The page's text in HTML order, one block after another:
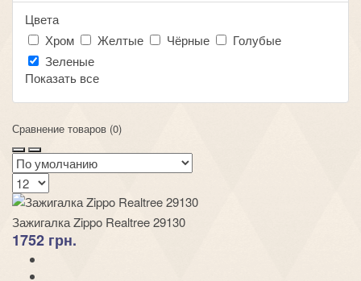
Цвета
Хром
Желтые Чёрные
Голубые
Зеленые
Показать все
Сравнение товаров (0)
Зажигалка Zippo Realtree 29130
1752 грн.